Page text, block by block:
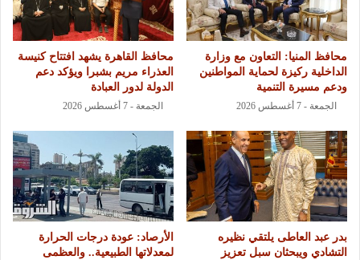
محافظ المنيا: التعاون مع وزارة
الداخلية ركيزة لحماية المواطنين
ودعم مسيرة التنمية
الجمعة - 7 أغسطس 2026
محافظ القاهرة يشهد افتتاح كنيسة
العذراء مريم بشبرا ويؤكد دعم
الدولة لدور العبادة
الجمعة - 7 أغسطس 2026
بدر عبد العاطى يلتقي نظيره
التشادي ويبحثان سبل تعزيز
الأرصاد: عودة درجات الحرارة
لمعدلاتها الطبيعية.. والعظمى